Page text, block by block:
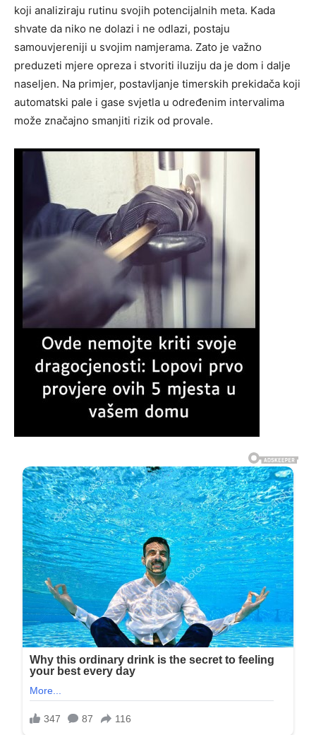
koji analiziraju rutinu svojih potencijalnih meta. Kada
shvate da niko ne dolazi i ne odlazi, postaju
samouvjereniji u svojim namjerama. Zato je važno
preduzeti mjere opreza i stvoriti iluziju da je dom i dalje
naseljen. Na primjer, postavljanje timerskih prekidača koji
automatski pale i gase svjetla u određenim intervalima
može značajno smanjiti rizik od provale.